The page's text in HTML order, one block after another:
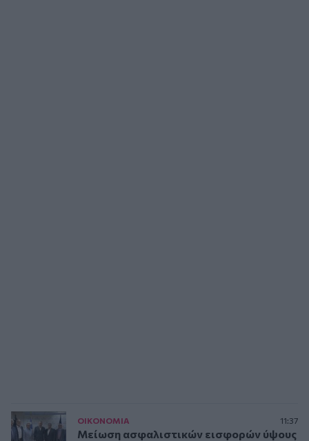
ΟΙΚΟΝΟΜΙΑ 11:37
Μείωση ασφαλιστικών εισφορών ύψους